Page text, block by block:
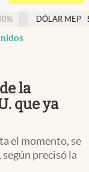
MEP $ 1521,52
la
que ya
el momento, se
precisó la